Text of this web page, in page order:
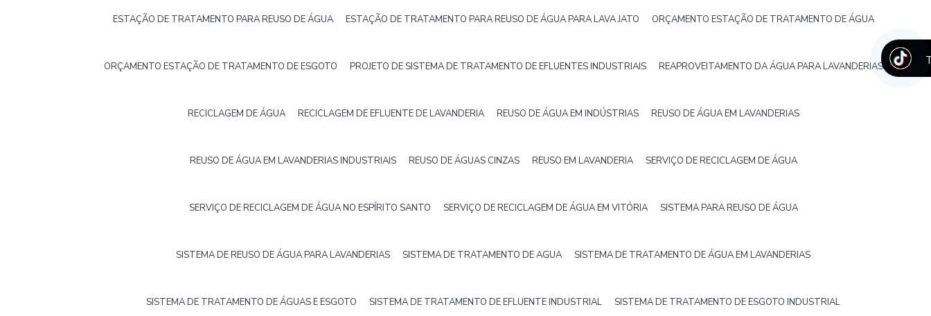
ESTAÇÃO DE TRATAMENTO PARA REUSO DE ÁGUA ESTAÇÃO DE TRATAMENTO PARA REUSO DE ÁGUA PARA LAVA JATO ORÇAMENTO ESTAÇÃO DE TRATAMENTO DE ÁGUA
ORÇAMENTO ESTAÇÃO DE TRATAMENTO DE ESGOTO PROJETO DE SISTEMA DE TRATAMENTO DE EFLUENTES INDUSTRIAIS REAPROVEITAMENTO DA ÁGUA PARA LAVANDERIAS
RECICLAGEM DE ÁGUA RECICLAGEM DE EFLUENTE DE LAVANDERIA REUSO DE ÁGUA EM INDÚSTRIAS REUSO DE ÁGUA EM LAVANDERIAS
REUSO DE ÁGUA EM LAVANDERIAS INDUSTRIAIS REUSO DE ÁGUAS CINZAS REUSO EM LAVANDERIA SERVIÇO DE RECICLAGEM DE ÁGUA
SERVIÇO DE RECICLAGEM DE ÁGUA NO ESPÍRITO SANTO SERVIÇO DE RECICLAGEM DE ÁGUA EM VITÓRIA SISTEMA PARA REUSO DE ÁGUA
SISTEMA DE REUSO DE ÁGUA PARA LAVANDERIAS SISTEMA DE TRATAMENTO DE AGUA SISTEMA DE TRATAMENTO DE ÁGUA EM LAVANDERIAS
SISTEMA DE TRATAMENTO DE ÁGUAS E ESGOTO SISTEMA DE TRATAMENTO DE EFLUENTE INDUSTRIAL SISTEMA DE TRATAMENTO DE ESGOTO INDUSTRIAL